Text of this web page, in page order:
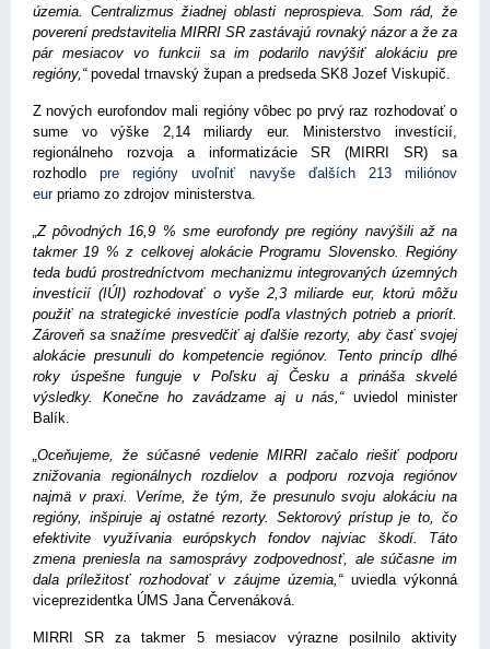
územia. Centralizmus žiadnej oblasti neprospieva. Som rád, že
poverení predstavitelia MIRRI SR zastávajú rovnaký názor a že za
pár mesiacov vo funkcii sa im podarilo navýšiť alokáciu pre
regióny,“ povedal trnavský župan a predseda SK8 Jozef Viskupič.
Z nových eurofondov mali regióny vôbec po prvý raz rozhodovať o
sume vo výške 2,14 miliardy eur. Ministerstvo investícií,
regionálneho rozvoja a informatizácie SR (MIRRI SR) sa
rozhodlopre regióny uvoľniť navyše ďalších 213 miliónov
eurpriamo zo zdrojov ministerstva.
„Z pôvodných 16,9 % sme eurofondy pre regióny navýšili až na
takmer 19 % z celkovej alokácie Programu Slovensko. Regióny
teda budú prostredníctvom mechanizmu integrovaných územných
investícií (IÚI) rozhodovať o vyše 2,3 miliarde eur, ktorú môžu
použiť na strategické investície podľa vlastných potrieb a priorít.
Zároveň sa snažíme presvedčiť aj ďalšie rezorty, aby časť svojej
alokácie presunuli do kompetencie regiónov. Tento princíp dlhé
roky úspešne funguje v Poľsku aj Česku a prináša skvelé
výsledky. Konečne ho zavádzame aj u nás,“ uviedol minister
Balík.
„Oceňujeme, že súčasné vedenie MIRRI začalo riešiť podporu
znižovania regionálnych rozdielov a podporu rozvoja regiónov
najmä v praxi. Veríme, že tým, že presunulo svoju alokáciu na
regióny, inšpiruje aj ostatné rezorty. Sektorový prístup je to, čo
efektivite využívania európskych fondov najviac škodí. Táto
zmena preniesla na samosprávy zodpovednosť, ale súčasne im
dala príležitosť rozhodovať v záujme územia,“ uviedla výkonná
viceprezidentka ÚMS Jana Červenáková.
MIRRI SR za takmer 5 mesiacov výrazne posilnilo aktivity